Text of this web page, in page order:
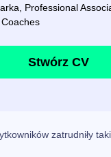
Professional
Stwórz CV
zatrudniły